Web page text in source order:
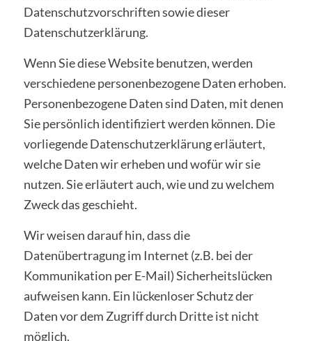
Datenschutzvorschriften sowie dieser
Datenschutzerklärung.
Wenn Sie diese Website benutzen, werden
verschiedene personenbezogene Daten erhoben.
Personenbezogene Daten sind Daten, mit denen
Sie persönlich identifiziert werden können. Die
vorliegende Datenschutzerklärung erläutert,
welche Daten wir erheben und wofür wir sie
nutzen. Sie erläutert auch, wie und zu welchem
Zweck das geschieht.
Wir weisen darauf hin, dass die
Datenübertragung im Internet (z.B. bei der
Kommunikation per E-Mail) Sicherheitslücken
aufweisen kann. Ein lückenloser Schutz der
Daten vor dem Zugriff durch Dritte ist nicht
möglich.